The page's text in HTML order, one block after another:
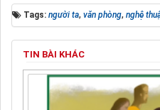
Tags: người ta, văn phòng, nghệ
TIN BÀI KHÁC